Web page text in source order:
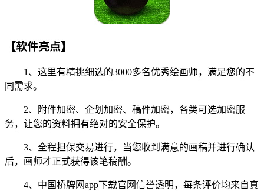
【软件亮点】
1、这里有精挑细选的3000多名优秀绘画师，满足您的不
同需求。
2、附件加密、企划加密、稿件加密，各类可选加密服
务，让您的资料拥有绝对的安全保护。
3、全程担保交易进行，当您收到满意的画稿并进行确认
后，画师才正式获得该笔稿酬。
4、中国桥牌网app下载官网信誉透明，每条评价均来自真